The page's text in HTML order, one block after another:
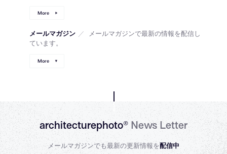
More
メールマガジン ／
メールマガジンで最新の情報を配信し
ています。
More
architecturephoto®News Letter
メールマガジンでも最新の更新情報を配信中